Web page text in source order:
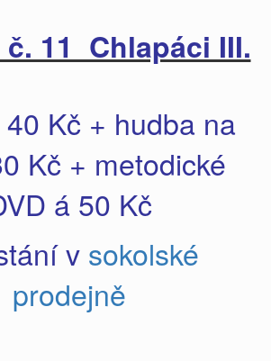
11 Chlapáci III.
Kč + hudba na
Kč + metodické
á 50 Kč
v sokolské
prodejně